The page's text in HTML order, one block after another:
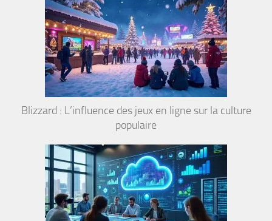
Blizzard : L’influence des jeux en ligne sur la culture
populaire